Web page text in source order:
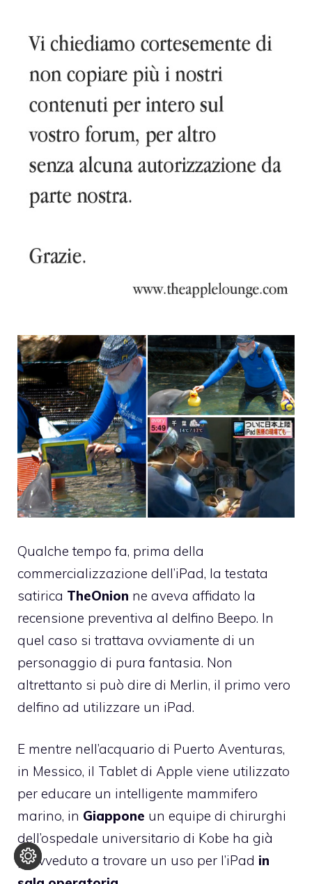
Qualche tempo fa, prima della
commercializzazione dell’iPad, la testata
satirica TheOnion ne aveva affidato la
recensione preventiva al delfino Beepo. In
quel caso si trattava ovviamente di un
personaggio di pura fantasia. Non
altrettanto si può dire di Merlin, il primo vero
delfino ad utilizzare un iPad.
E mentre nell’acquario di Puerto Aventuras,
in Messico, il Tablet di Apple viene utilizzato
per educare un intelligente mammifero
marino, in Giappone un equipe di chirurghi
dell’ospedale universitario di Kobe ha già
provveduto a trovare un uso per l’iPad in